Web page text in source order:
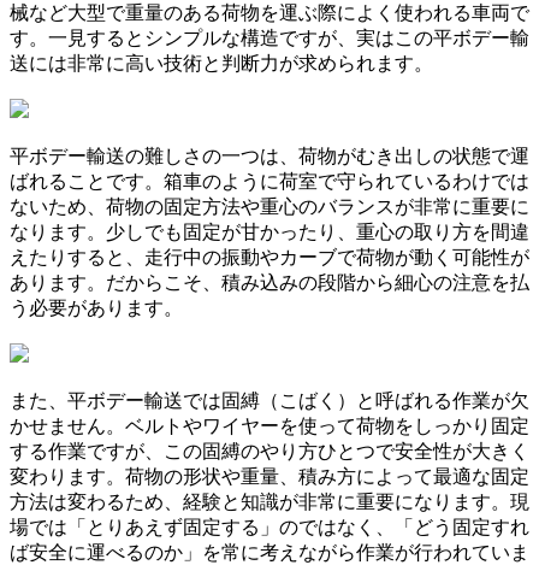
械など大型で重量のある荷物を運ぶ際によく使われる車両で
す。一見するとシンプルな構造ですが、実はこの平ボデー輸
送には非常に高い技術と判断力が求められます。
平ボデー輸送の難しさの一つは、荷物がむき出しの状態で運
ばれることです。箱車のように荷室で守られているわけでは
ないため、荷物の固定方法や重心のバランスが非常に重要に
なります。少しでも固定が甘かったり、重心の取り方を間違
えたりすると、走行中の振動やカーブで荷物が動く可能性が
あります。だからこそ、積み込みの段階から細心の注意を払
う必要があります。
また、平ボデー輸送では固縛（こばく）と呼ばれる作業が欠
かせません。ベルトやワイヤーを使って荷物をしっかり固定
する作業ですが、この固縛のやり方ひとつで安全性が大きく
変わります。荷物の形状や重量、積み方によって最適な固定
方法は変わるため、経験と知識が非常に重要になります。現
場では「とりあえず固定する」のではなく、「どう固定すれ
ば安全に運べるのか」を常に考えながら作業が行われていま